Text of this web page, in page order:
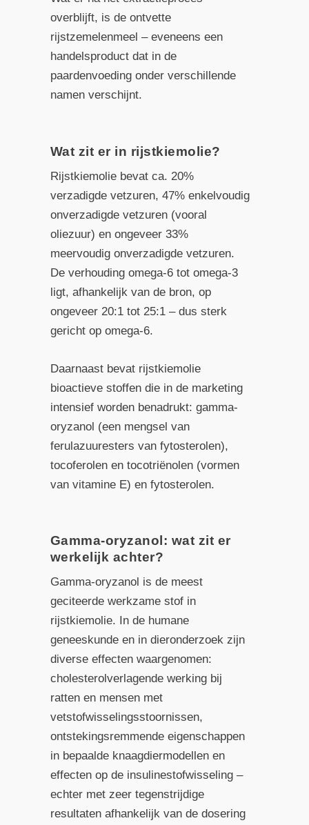
overblijft, is de ontvette
rijstzemelenmeel – eveneens een
handelsproduct dat in de
paardenvoeding onder verschillende
namen verschijnt.
Wat zit er in rijstkiemolie?
Rijstkiemolie bevat ca. 20%
verzadigde vetzuren, 47% enkelvoudig
onverzadigde vetzuren (vooral
oliezuur) en ongeveer 33%
meervoudig onverzadigde vetzuren.
De verhouding omega-6 tot omega-3
ligt, afhankelijk van de bron, op
ongeveer 20:1 tot 25:1 – dus sterk
gericht op omega-6.
Daarnaast bevat rijstkiemolie
bioactieve stoffen die in de marketing
intensief worden benadrukt: gamma-
oryzanol (een mengsel van
ferulazuuresters van fytosterolen),
tocoferolen en tocotriënolen (vormen
van vitamine E) en fytosterolen.
Gamma-oryzanol: wat zit er
werkelijk achter?
Gamma-oryzanol is de meest
geciteerde werkzame stof in
rijstkiemolie. In de humane
geneeskunde en in dieronderzoek zijn
diverse effecten waargenomen:
cholesterolverlagende werking bij
ratten en mensen met
vetstofwisselingsstoornissen,
ontstekingsremmende eigenschappen
in bepaalde knaagdiermodellen en
effecten op de insulinestofwisseling –
echter met zeer tegenstrijdige
resultaten afhankelijk van de dosering